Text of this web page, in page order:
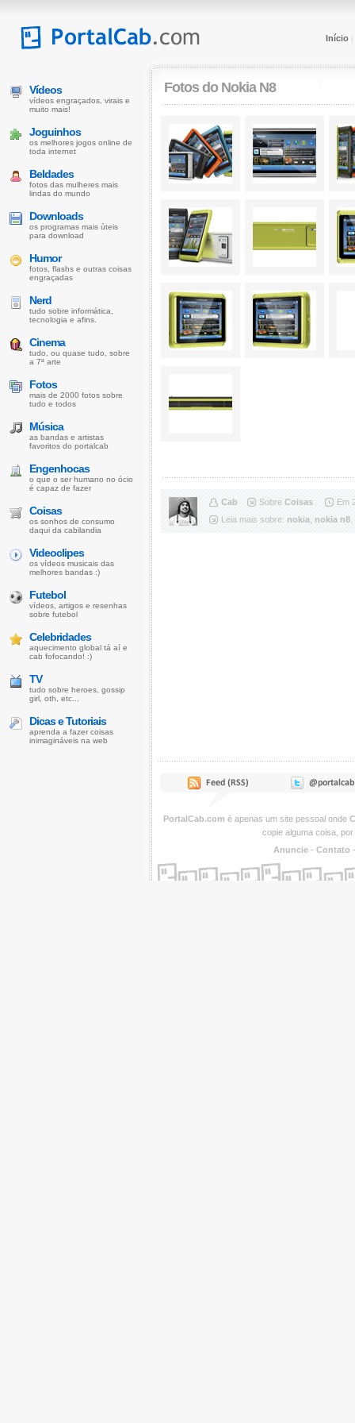
Início |
Fotos do Nokia N8
Cab Sobre Coisas
Em
Leia mais sobre: nokia nokia n8
Vídeos
vídeos engraçados, virais e
muito mais!
Joguinhos
os melhores jogos online de
toda internet
Beldades
fotos das mulheres mais
lindas do mundo
Downloads
os programas mais úteis
para download
Humor
fotos, flashs e outras coisas
engraçadas
Nerd
tudo sobre informática,
tecnologia e afins.
Cinema
tudo, ou quase tudo, sobre
a 7ª arte
Fotos
mais de 2000 fotos sobre
tudo e todos
Música
as bandas e artistas
favoritos do portalcab
Engenhocas
o que o ser humano no ócio
é capaz de fazer
Coisas
os sonhos de consumo
daqui da cabilandia
Videoclipes
os vídeos musicais das
melhores bandas :)
Futebol
vídeos, artigos e resenhas
sobre futebol
Celebridades
aquecimento global tá aí e
cab fofocando! :)
TV
tudo sobre heroes, gossip
girl, oth, etc...
Dicas e Tutoriais
aprenda a fazer coisas
inimagináveis na web
PortalCab.com é apenas um site pessoal onde
copie alguma coisa,
Anuncie- Contato